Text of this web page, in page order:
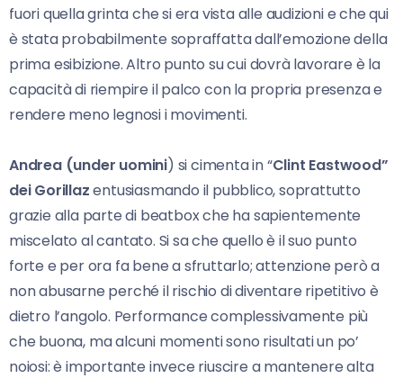
fuori quella grinta che si era vista alle audizioni e che qui
è stata probabilmente sopraffatta dall’emozione della
prima esibizione. Altro punto su cui dovrà lavorare è la
capacità di riempire il palco con la propria presenza e
rendere meno legnosi i movimenti.
Andrea (under uomini) si cimenta in “Clint Eastwood”
dei Gorillazentusiasmando il pubblico, soprattutto
grazie alla parte di beatbox che ha sapientemente
miscelato al cantato. Si sa che quello è il suo punto
forte e per ora fa bene a sfruttarlo; attenzione però a
non abusarne perché il rischio di diventare ripetitivo è
dietro l’angolo. Performance complessivamente più
che buona, ma alcuni momenti sono risultati un po’
noiosi: è importante invece riuscire a mantenere alta